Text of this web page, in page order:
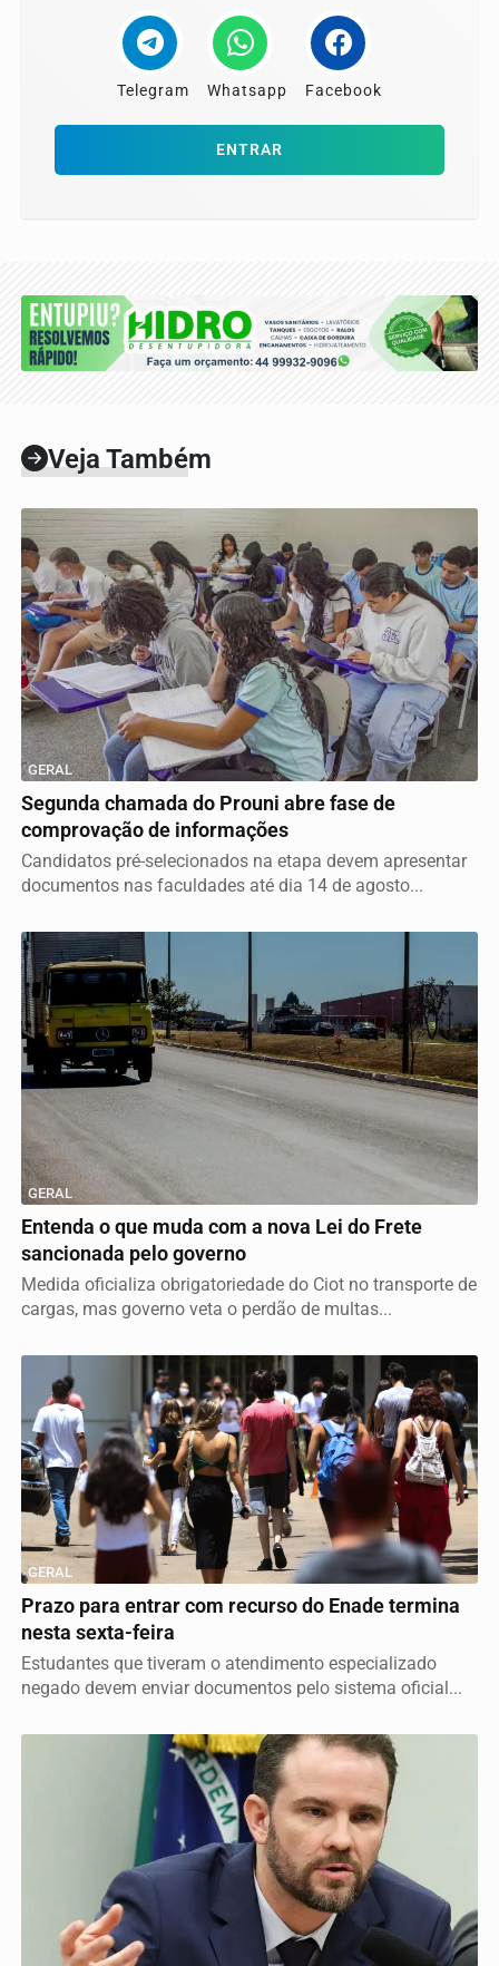
Telegram Whatsapp Facebook
ENTRAR
Veja Também
GERAL
Segunda chamada do Prouni abre fase de
comprovação de informações
Candidatos pré-selecionados na etapa devem apresentar
documentos nas faculdades até dia 14 de agosto...
GERAL
Entenda o que muda com a nova Lei do Frete
sancionada pelo governo
Medida oficializa obrigatoriedade do Ciot no transporte de
cargas, mas governo veta o perdão de multas...
GERAL
Prazo para entrar com recurso do Enade termina
nesta sexta-feira
Estudantes que tiveram o atendimento especializado
negado devem enviar documentos pelo sistema oficial...